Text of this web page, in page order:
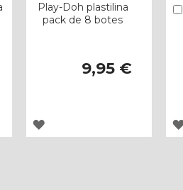
Play-Doh plastilina
pack de 8 botes
9,95 €
AGREGAR